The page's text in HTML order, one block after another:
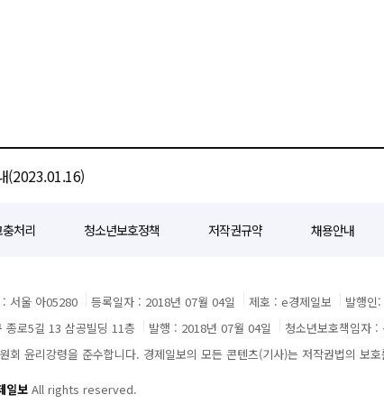
(2023.01.16)
처리 청소년보호정책 저작권규약 채용안내
: 서울 아05280 등록일자 : 2018년 07월 04일 제호 : e경제일보 발행인
종로5길 13 삼공빌딩 11층
발행 : 2018년 07월 04일 청소년보호책임자 :
회 윤리강령을 준수합니다. 경제일보의 모든 콘텐츠(기사)는 저작권법의 보
일보 All rights reserved.